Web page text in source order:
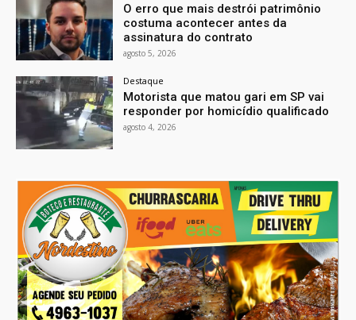
O erro que mais destrói patrimônio
costuma acontecer antes da
assinatura do contrato
agosto 5, 2026
Destaque
Motorista que matou gari em SP vai
responder por homicídio qualificado
agosto 4, 2026